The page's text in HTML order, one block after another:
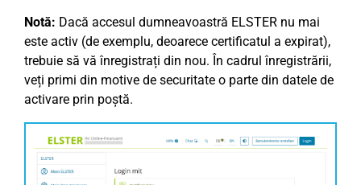
Notă: Dacă accesul dumneavoastră ELSTER nu mai
este activ (de exemplu, deoarece certificatul a expirat),
trebuie să vă înregistrați din nou. În cadrul înregistrării,
veți primi din motive de securitate o parte din datele de
activare prin poștă.